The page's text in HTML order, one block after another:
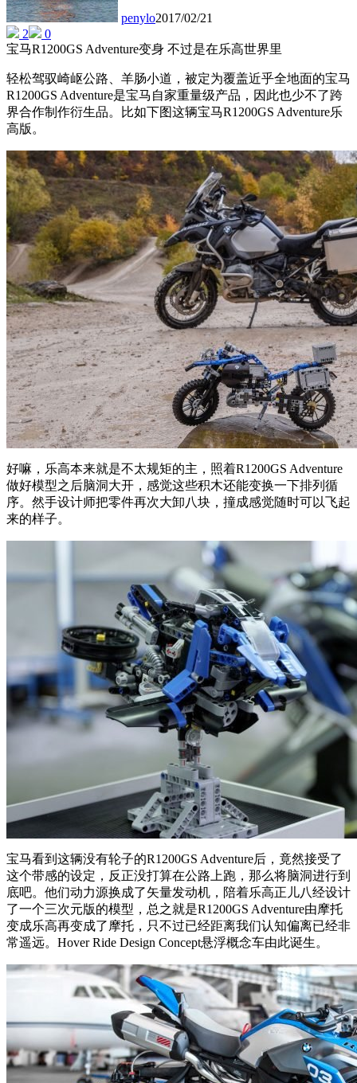
penylo2017/02/21
2
0
宝马R1200GS Adventure变身 不过是在乐高世界里
轻松驾驭崎岖公路、羊肠小道，被定为覆盖近乎全地面的宝马
R1200GS Adventure是宝马自家重量级产品，因此也少不了跨
界合作制作衍生品。比如下图这辆宝马R1200GS Adventure乐
高版。
好嘛，乐高本来就是不太规矩的主，照着R1200GS Adventure
做好模型之后脑洞大开，感觉这些积木还能变换一下排列循
序。然手设计师把零件再次大卸八块，撞成感觉随时可以飞起
来的样子。
宝马看到这辆没有轮子的R1200GS Adventure后，竟然接受了
这个带感的设定，反正没打算在公路上跑，那么将脑洞进行到
底吧。他们动力源换成了矢量发动机，陪着乐高正儿八经设计
了一个三次元版的模型，总之就是R1200GS Adventure由摩托
变成乐高再变成了摩托，只不过已经距离我们认知偏离已经非
常遥远。Hover Ride Design Concept悬浮概念车由此诞生。